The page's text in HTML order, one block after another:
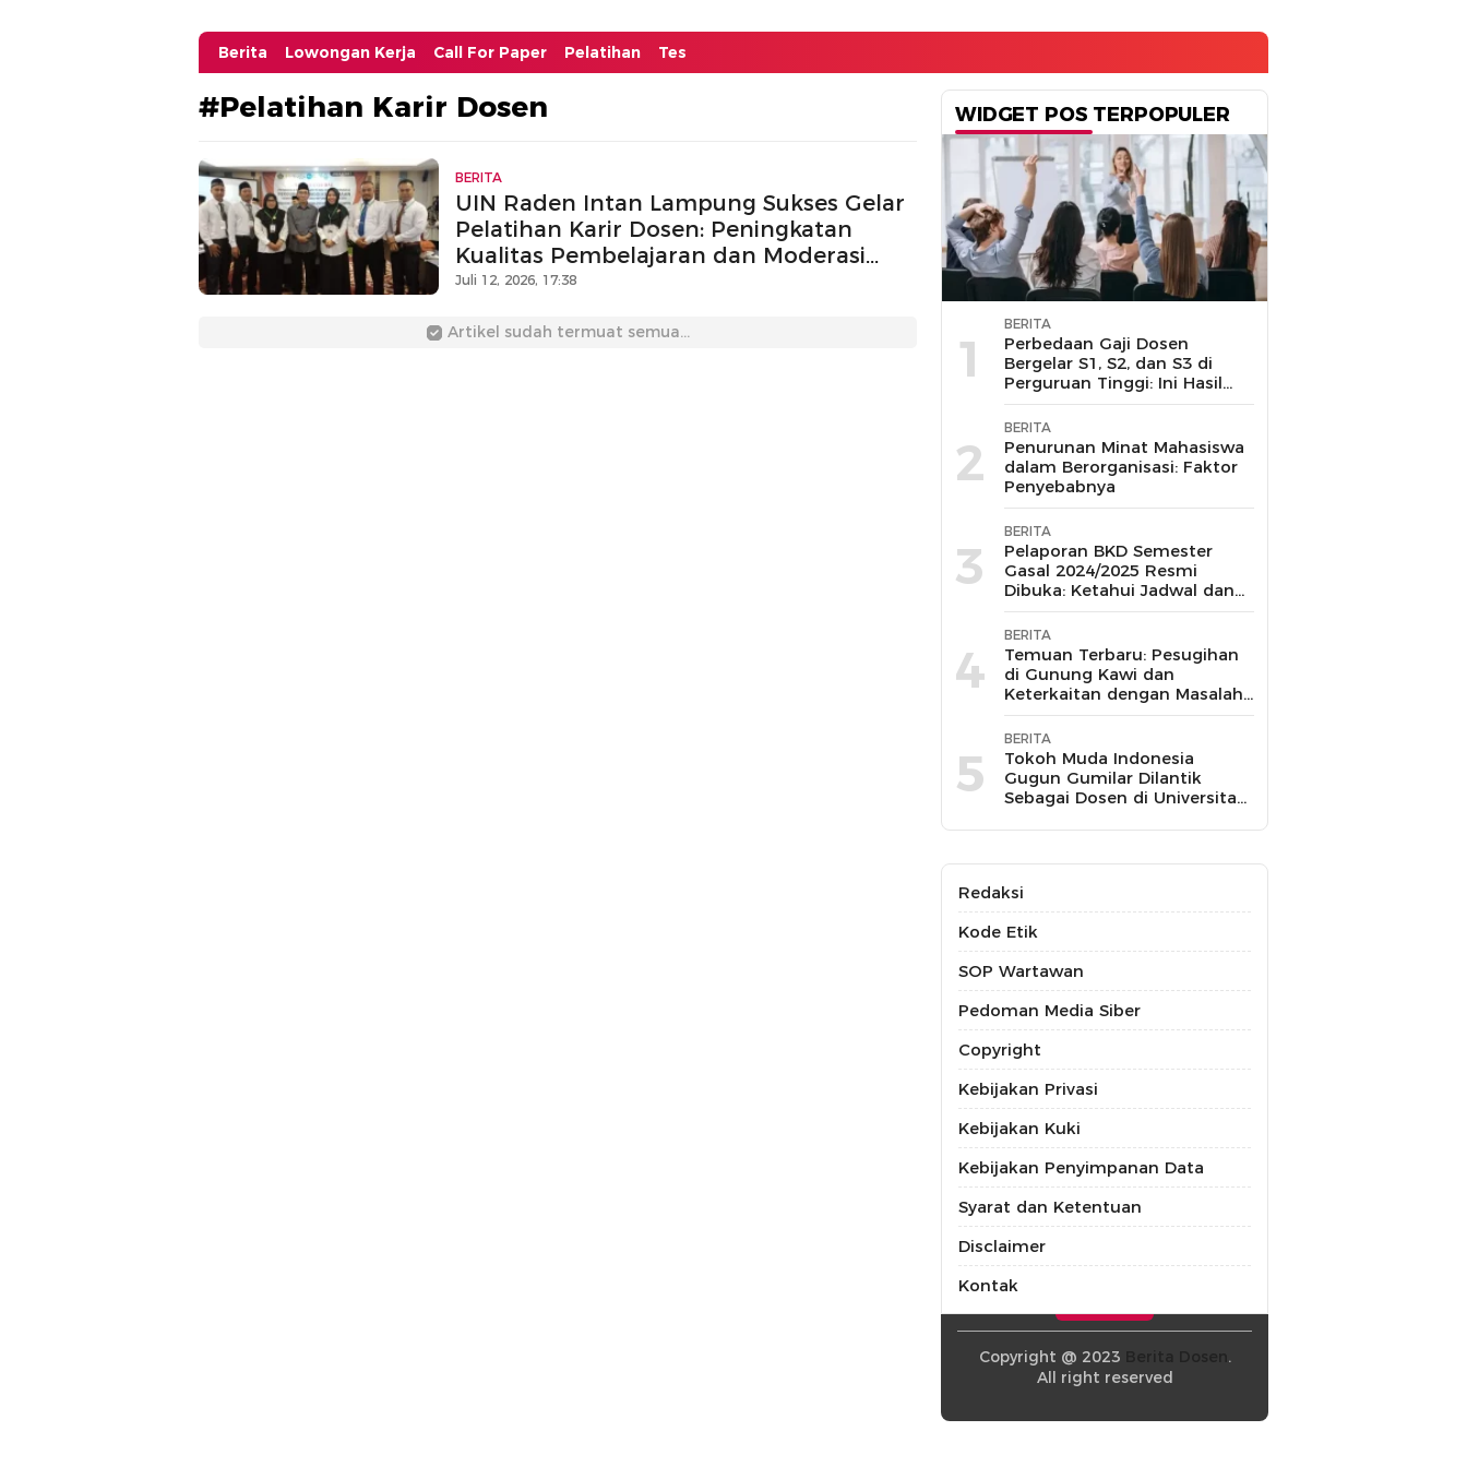
Berita Lowongan Kerja Call For Paper Pelatihan Tes
#Pelatihan Karir Dosen
BERITA
UIN Raden Intan Lampung Sukses Gelar
Pelatihan Karir Dosen: Peningkatan
Kualitas Pembelajaran dan Moderasi
Beragama Menjadi Sorotan
Juli 12, 2026, 17:38
Artikel sudah termuat semua...
WIDGET POS TERPOPULER
1
BERITA
Perbedaan Gaji Dosen
Bergelar S1, S2, dan S3 di
Perguruan Tinggi: Ini Hasil
Penelusuran
2
BERITA
Penurunan Minat Mahasiswa
dalam Berorganisasi: Faktor
Penyebabnya
3
BERITA
Pelaporan BKD Semester
Gasal 2024/2025 Resmi
Dibuka: Ketahui Jadwal dan
Prosesnya
4
BERITA
Temuan Terbaru: Pesugihan
di Gunung Kawi dan
Keterkaitan dengan Masalah
Kesehatan Mental
5
BERITA
Tokoh Muda Indonesia
Gugun Gumilar Dilantik
Sebagai Dosen di Universitas
Berbagai Mata Kuliah
Redaksi
Kode Etik
SOP Wartawan
Pedoman Media Siber
Copyright
Kebijakan Privasi
Kebijakan Kuki
Kebijakan Penyimpanan Data
Syarat dan Ketentuan
Disclaimer
Kontak
Copyright @ 2023
.
All right reserved